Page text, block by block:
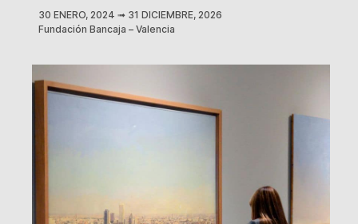
30 ENERO, 2024 ➟ 31 DICIEMBRE, 2026
Fundación Bancaja – Valencia